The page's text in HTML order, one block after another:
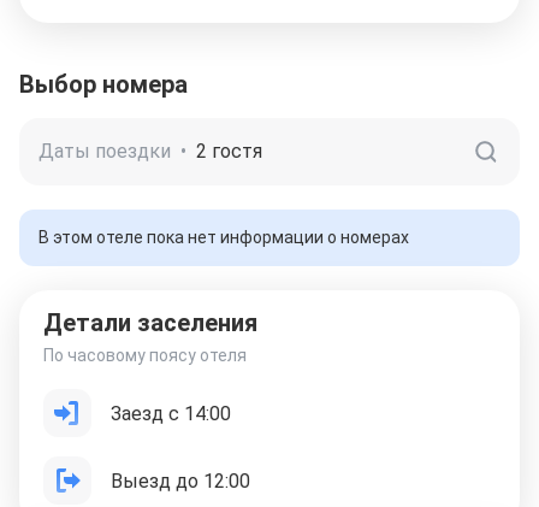
Выбор номера
Даты поездки • 2 гостя
В этом отеле пока нет информации о номерах
Детали заселения
По часовому поясу отеля
Заезд с 14:00
Выезд до 12:00